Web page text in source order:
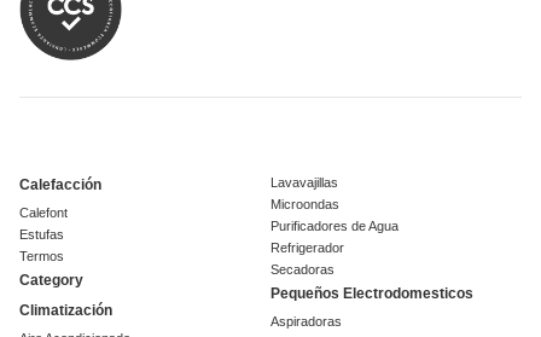
Calefacción
Calefont
Estufas
Termos
Category
Climatización
Lavavajillas
Microondas
Purificadores de Agua
Refrigerador
Secadoras
Pequeños Electrodomesticos
Aspiradoras